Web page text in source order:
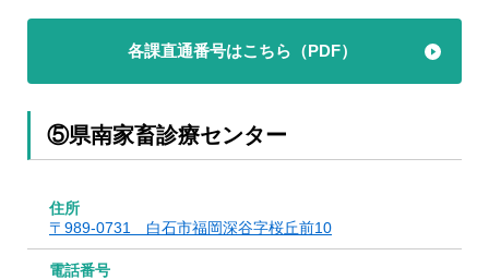
各課直通番号はこちら（PDF）
⑤県南家畜診療センター
住所
〒989-0731 白石市福岡深谷字桜丘前10
電話番号